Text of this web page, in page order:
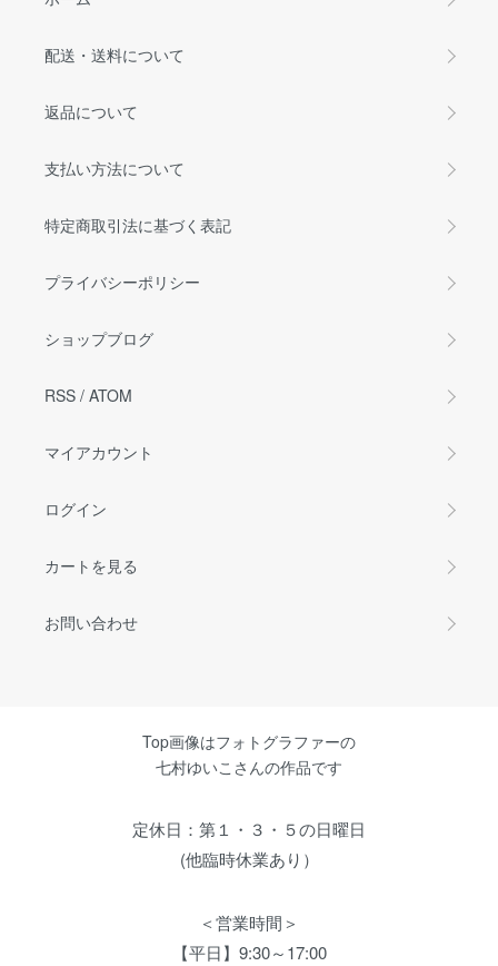
配送・送料について
返品について
支払い方法について
特定商取引法に基づく表記
プライバシーポリシー
ショップブログ
RSS / ATOM
マイアカウント
ログイン
カートを見る
お問い合わせ
Top画像はフォトグラファーの
七村ゆいこさんの作品です
定休日：第１・３・５の日曜日
(他臨時休業あり）
＜営業時間＞
【平日】9:30～17:00